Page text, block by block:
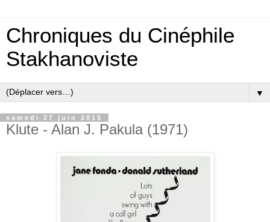
Chroniques du Cinéphile
Stakhanoviste
▼
samedi 27 juin 2015
Klute - Alan J. Pakula (1971)